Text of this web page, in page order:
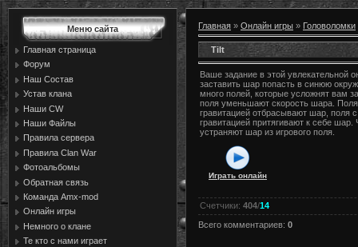
Меню сайта
Главная страница
Форум
Наш Состав
Устав клана
Наши CW
Наши Файлы
Правила сервера
Правила Сlan War
Фотоальбомы
Обратная связь
Команда Amx-mod
Онлайн игры
Немного о клане
Те кто с нами играет
Главная » Онлайн игры » Головоломки
Tilt
Ваше задание в этой увлекательной
заставить шар попасть в синюю
много полей, которые усложнят вам
поля уменьшают скорость шара. Поля
гравитацией отбрасывают шар, поля
гравитацией притягивают к себе
устраняют шар из игрового поля.
Играть онлайн
Счетчики: 404/14
Всего комментариев: 0